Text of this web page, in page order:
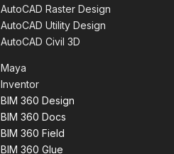
AutoCAD Raster Design
AutoCAD Utility Design
AutoCAD Civil 3D
Maya
Inventor
BIM 360 Design
BIM 360 Docs
BIM 360 Field
BIM 360 Glue